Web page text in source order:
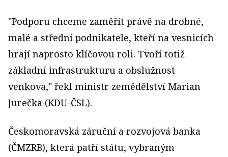
"Podporu chceme zaměřit právě na drobné,
malé a střední podnikatele, kteří na vesnicích
hrají naprosto klíčovou roli. Tvoří totiž
základní infrastrukturu a obslužnost
venkova," řekl ministr zemědělství Marian
Jurečka (KDU-ČSL).
Českomoravská záruční a rozvojová banka
(ČMZRB), která patří státu, vybraným